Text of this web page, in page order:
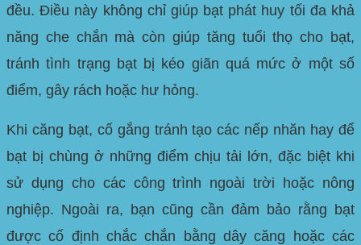
đều. Điều này không chỉ giúp bạt phát huy tối đa khả
năng che chắn mà còn giúp tăng tuổi thọ cho bạt,
tránh tình trạng bạt bị kéo giãn quá mức ở một số
điểm, gây rách hoặc hư hỏng.
Khi căng bạt, cố gắng tránh tạo các nếp nhăn hay để
bạt bị chùng ở những điểm chịu tải lớn, đặc biệt khi
sử dụng cho các công trình ngoài trời hoặc nông
nghiệp. Ngoài ra, bạn cũng cần đảm bảo rằng bạt
được cố định chắc chắn bằng dây căng hoặc các